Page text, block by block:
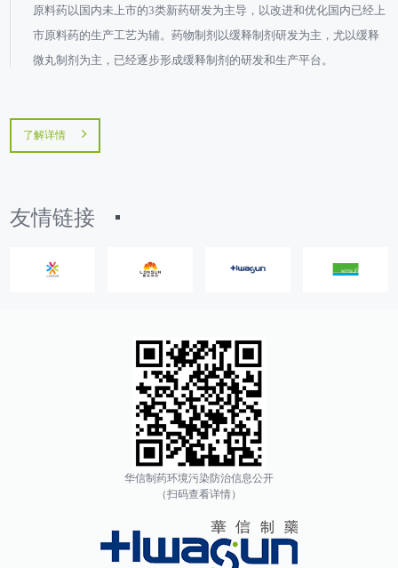
原料药以国内未上市的3类新药研发为主导，以改进和优化国内已经上
市原料药的生产工艺为辅。药物制剂以缓释制剂研发为主，尤以缓释
微丸制剂为主，已经逐步形成缓释制剂的研发和生产平台。
了解详情
友情链接
华信制药环境污染防治信息公开
（扫码查看详情）